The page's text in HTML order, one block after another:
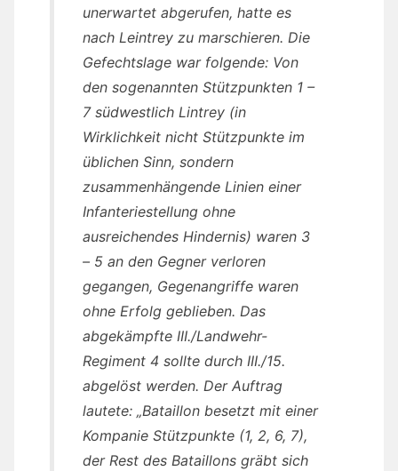
unerwartet abgerufen, hatte es
nach Leintrey zu marschieren. Die
Gefechtslage war folgende: Von
den sogenannten Stützpunkten 1 –
7 südwestlich Lintrey (in
Wirklichkeit nicht Stützpunkte im
üblichen Sinn, sondern
zusammenhängende Linien einer
Infanteriestellung ohne
ausreichendes Hindernis) waren 3
– 5 an den Gegner verloren
gegangen, Gegenangriffe waren
ohne Erfolg geblieben. Das
abgekämpfte III./Landwehr-
Regiment 4 sollte durch III./15.
abgelöst werden. Der Auftrag
lautete: „Bataillon besetzt mit einer
Kompanie Stützpunkte (1, 2, 6, 7),
der Rest des Bataillons gräbt sich